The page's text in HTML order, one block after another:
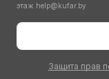
этаж help@kufar.by
Защита прав